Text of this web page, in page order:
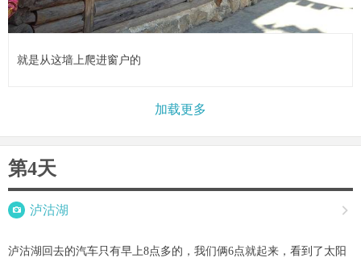
就是从这墙上爬进窗户的
加载更多
第4天
 泸沽湖 
泸沽湖回去的汽车只有早上8点多的，我们俩6点就起来，看到了太阳